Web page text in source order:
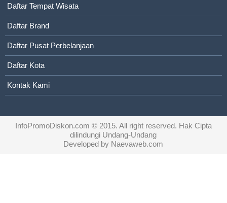
Daftar Tempat Wisata
Daftar Brand
Daftar Pusat Perbelanjaan
Daftar Kota
Kontak Kami
InfoPromoDiskon.com © 2015. All right reserved. Hak Cipta
dilindungi Undang-Undang
Developed by Naevaweb.com